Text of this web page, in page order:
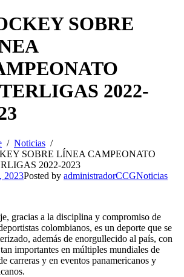
SOBRE
2022-
Noticias
SOBRE LÍNEA CAMPEONATO
2022-2023
2023Posted by administradorCCGNoticias
gracias a la disciplina y compromiso de
colombianos, es un deporte que se
además de enorgullecido al país, con
importantes en múltiples mundiales de
carreras y en eventos panamericanos y